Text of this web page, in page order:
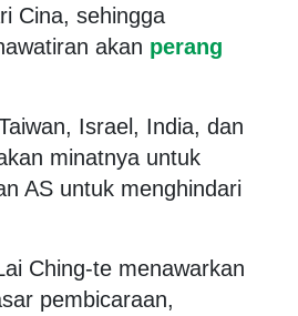
Cina, sehingga
akan perang
Israel, India, dan
minatnya untuk
AS untuk menghindari
Ching-te menawarkan
pembicaraan,